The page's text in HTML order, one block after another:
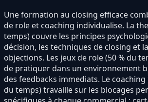
Une formation au closing efficace
de role et coaching individualise. La
temps) couvre les principes
décision, les techniques de closing et
objections. Les jeux de role (50 % du
de pratiquer dans un environnement
des feedbacks immediats. Le coaching
du temps) travaille sur les blocages